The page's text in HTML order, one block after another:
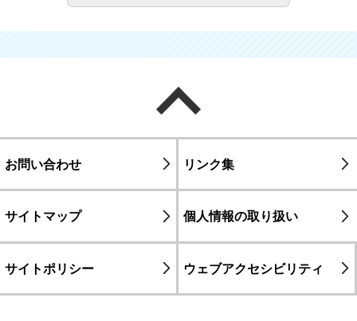
お問い合わせ リンク集
サイトマップ 個人情報の取り扱い
サイトポリシー ウェブアクセシビリティ